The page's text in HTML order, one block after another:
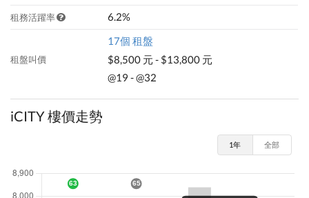
租務活躍率 6.2%
租盤叫價
17個 租盤
$8,500 元 - $13,800 元
@19 - @32
iCITY 樓價走勢
1年 全部